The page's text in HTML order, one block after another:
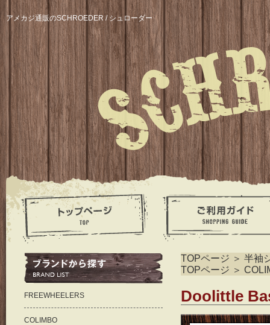
アメカジ通販のSCHROEDER / シュローダー
TOPページ ＞ 半袖
TOPページ ＞
Doolittle
FREEWHEELERS
COLIMBO